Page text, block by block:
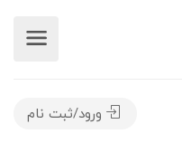
ورود/ثبت نام